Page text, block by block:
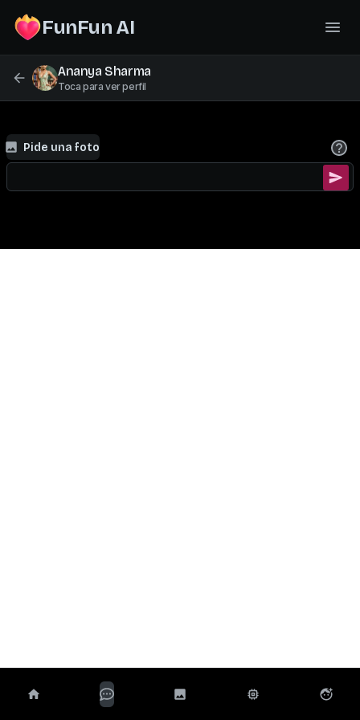
FunFun AI
Ananya Sharma
Toca para ver perfil
Pide una foto